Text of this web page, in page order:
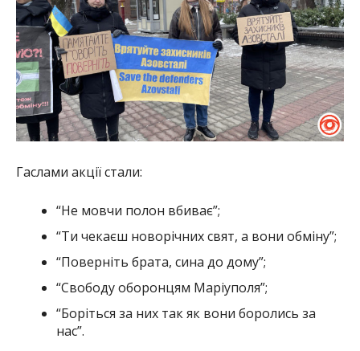
Гаслами акції стали:
“Не мовчи полон вбиває”;
“Ти чекаєш новорічних свят, а вони обміну”;
“Поверніть брата, сина до дому”;
“Свободу оборонцям Маріуполя”;
“Боріться за них так як вони боролись за
нас”.